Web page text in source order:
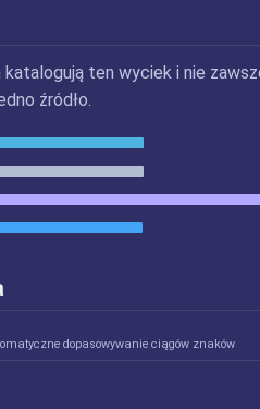
ten wyciek i nie
źródło.
dopasowywanie ciągów znaków